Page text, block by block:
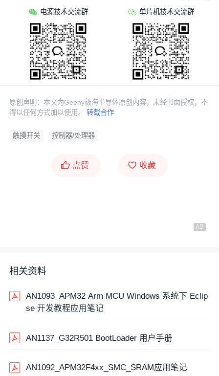
电源技术交流群 单片机技术交流群
原创声明：本文为Geehy极海半导体原创内容，未经书面授权，不
得以任何方式加以使用。转载合作
触摸开关 控制器/处理器
点赞 收藏
相关资料
AN1093_APM32 Arm MCU Windows 系统下 Eclip
se 开发教程应用笔记
AN1137_G32R501 BootLoader 用户手册
AN1092_APM32F4xx_SMC_SRAM应用笔记